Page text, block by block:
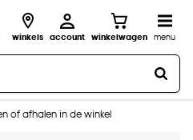
winkels account winkelwagen menu
of afhalen in de winkel